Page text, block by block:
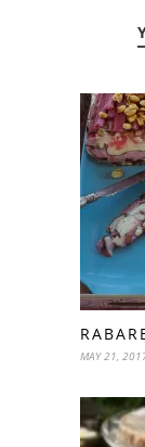
MAY 21,